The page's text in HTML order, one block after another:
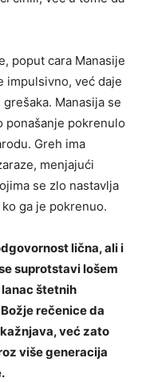
poput cara Manasije
impulsivno, već daje
Manasija se
ponašanje pokrenulo
Greh ima
menjajući
se zlo nastavlja
ga je pokrenuo.
lična, ali i
suprotstavi lošem
štetnih
rečenice da
već zato
više generacija